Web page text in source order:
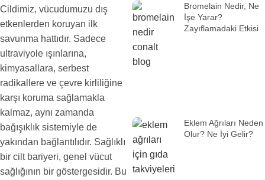
Cildimiz, vücudumuzu dış
etkenlerden koruyan ilk
savunma hattıdır. Sadece
ultraviyole ışınlarına,
kimyasallara, serbest
radikallere ve çevre kirliliğine
karşı koruma sağlamakla
kalmaz, aynı zamanda
bağışıklık sistemiyle de
yakından bağlantılıdır. Sağlıklı
bir cilt bariyeri, genel vücut
sağlığının bir göstergesidir. Bu
Bromelain Nedir, Ne
İşe Yarar?
Zayıflamadaki Etkisi
Eklem Ağrıları Neden
Olur? Ne İyi Gelir?